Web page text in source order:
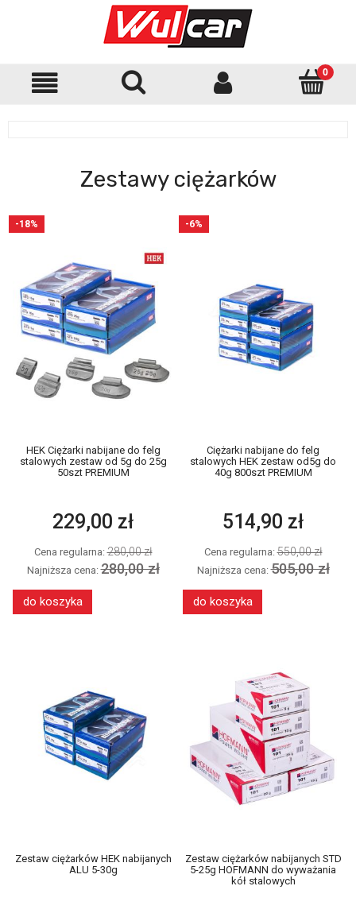
Zestawy ciężarków
HEK Ciężarki nabijane do felg
stalowych zestaw od 5g do 25g
50szt PREMIUM
229,00 zł
Cena regularna:280,00 zł
Najniższa cena:280,00 zł
do koszyka
-18%
Ciężarki nabijane do felg
stalowych HEK zestaw od5g do
40g 800szt PREMIUM
514,90 zł
Cena regularna:550,00 zł
Najniższa cena:505,00 zł
do koszyka
-6%
Zestaw ciężarków HEK nabijanych
ALU 5-30g
Zestaw ciężarków nabijanych STD
5-25g HOFMANN do wyważania
kół stalowych